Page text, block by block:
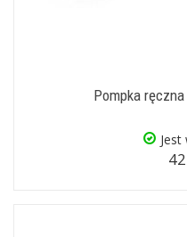
Pompka